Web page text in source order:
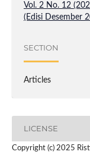
Vol. 2 No. 12
(Edisi Desember
SECTION
Articles
LICENSE
Copyright (c) 2025